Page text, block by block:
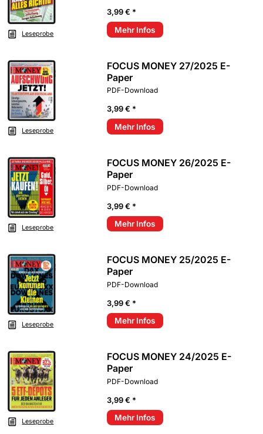
Leseprobe
3,99 € *
Mehr Infos
Leseprobe
FOCUS MONEY 27/2025 E-
Paper
PDF-Download
3,99 € *
Mehr Infos
Leseprobe
FOCUS MONEY 26/2025 E-
Paper
PDF-Download
3,99 € *
Mehr Infos
Leseprobe
FOCUS MONEY 25/2025 E-
Paper
PDF-Download
3,99 € *
Mehr Infos
Leseprobe
FOCUS MONEY 24/2025 E-
Paper
PDF-Download
3,99 € *
Mehr Infos